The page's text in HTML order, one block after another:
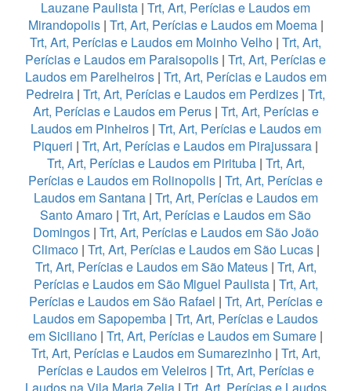
Lauzane Paulista | Trt, Art, Perícias e Laudos em
Mirandopolis| Trt, Art, Perícias e Laudos em Moema|
Trt, Art, Perícias e Laudos em Moinho Velho | Trt, Art,
Perícias e Laudos em Paraisopolis | Trt, Art, Perícias e
Laudos em Parelheiros| Trt, Art, Perícias e Laudos em
Pedreira | Trt, Art, Perícias e Laudos em Perdizes | Trt,
Art, Perícias e Laudos em Perus| Trt, Art, Perícias e
Laudos em Pinheiros| Trt, Art, Perícias e Laudos em
Piqueri | Trt, Art, Perícias e Laudos em Pirajussara |
Trt, Art, Perícias e Laudos em Pirituba| Trt, Art,
Perícias e Laudos em Rolinopolis | Trt, Art, Perícias e
Laudos em Santana| Trt, Art, Perícias e Laudos em
Santo Amaro | Trt, Art, Perícias e Laudos em São
Domingos| Trt, Art, Perícias e Laudos em São João
Climaco| Trt, Art, Perícias e Laudos em São Lucas|
Trt, Art, Perícias e Laudos em São Mateus | Trt, Art,
Perícias e Laudos em São Miguel Paulista| Trt, Art,
Perícias e Laudos em São Rafael | Trt, Art, Perícias e
Laudos em Sapopemba | Trt, Art, Perícias e Laudos
em Siciliano | Trt, Art, Perícias e Laudos em Sumare |
Trt, Art, Perícias e Laudos em Sumarezinho| Trt, Art,
Perícias e Laudos em Veleiros| Trt, Art, Perícias e